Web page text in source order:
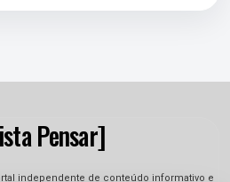
Pensar]
independente de conteúdo informativo e